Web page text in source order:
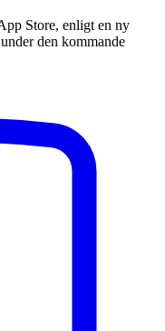
Store, enligt en ny
den kommande